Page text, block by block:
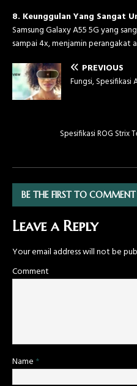
8. Keunggulan Yang Sangat
Samsung Galaxy A55 5G yang
sampai 4x, menjamin
PREVIOUS
Fungsi, Spesifikasi
Spesifikasi ROG Strix
BE THE FIRST TO COMMENT
Leave a Reply
Your email address will not be
Comment
Name *